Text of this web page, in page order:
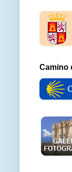
Camino